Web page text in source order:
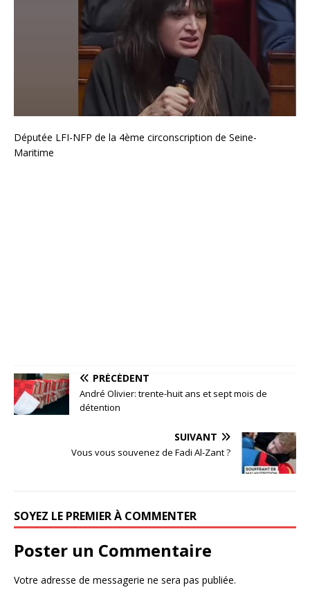
Députée LFI-NFP de la 4ème circonscription de Seine-
Maritime
PRÉCÉDENT
André Olivier: trente-huit ans et sept mois de
détention
SUIVANT
Vous vous souvenez de Fadi Al-Zant ?
SOYEZ LE PREMIER À COMMENTER
Poster un Commentaire
Votre adresse de messagerie ne sera pas publiée.